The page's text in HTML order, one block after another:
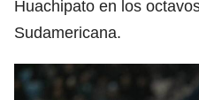
Huachipato en los
Sudamericana.